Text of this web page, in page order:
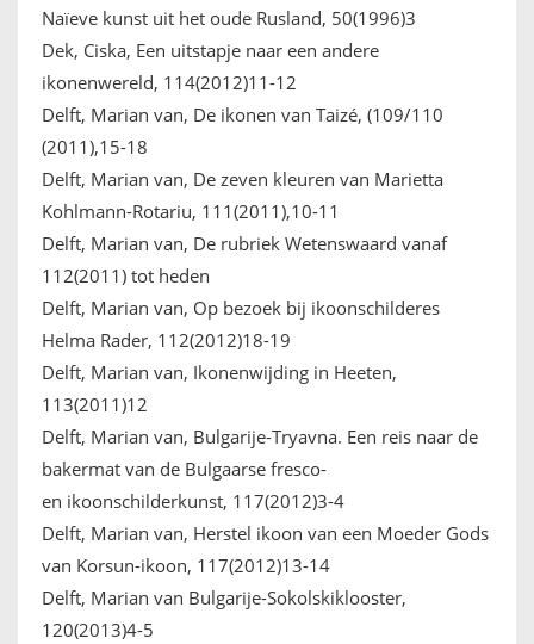
Naïeve kunst uit het oude Rusland, 50(1996)3
Dek, Ciska, Een uitstapje naar een andere
ikonenwereld, 114(2012)11-12
Delft, Marian van, De ikonen van Taizé, (109/110
(2011),15-18
Delft, Marian van, De zeven kleuren van Marietta
Kohlmann-Rotariu, 111(2011),10-11
Delft, Marian van, De rubriek Wetenswaard vanaf
112(2011) tot heden
Delft, Marian van, Op bezoek bij ikoonschilderes
Helma Rader, 112(2012)18-19
Delft, Marian van, Ikonenwijding in Heeten,
113(2011)12
Delft, Marian van, Bulgarije-Tryavna. Een reis naar de
bakermat van de Bulgaarse fresco-
en ikoonschilderkunst, 117(2012)3-4
Delft, Marian van, Herstel ikoon van een Moeder Gods
van Korsun-ikoon, 117(2012)13-14
Delft, Marian van Bulgarije-Sokolskiklooster,
120(2013)4-5